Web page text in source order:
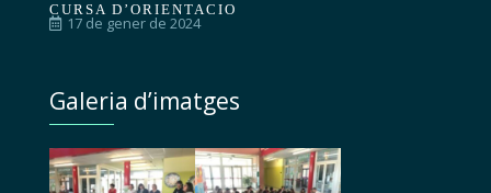
CURSA D’ORIENTACIO
17 de gener de 2024
Galeria d’imatges